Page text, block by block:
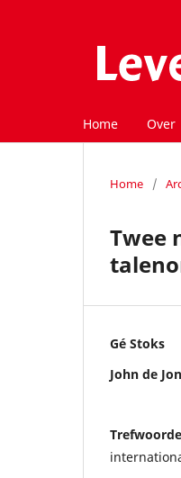
Home Over
Home /
Twee
Gé Stoks
John de